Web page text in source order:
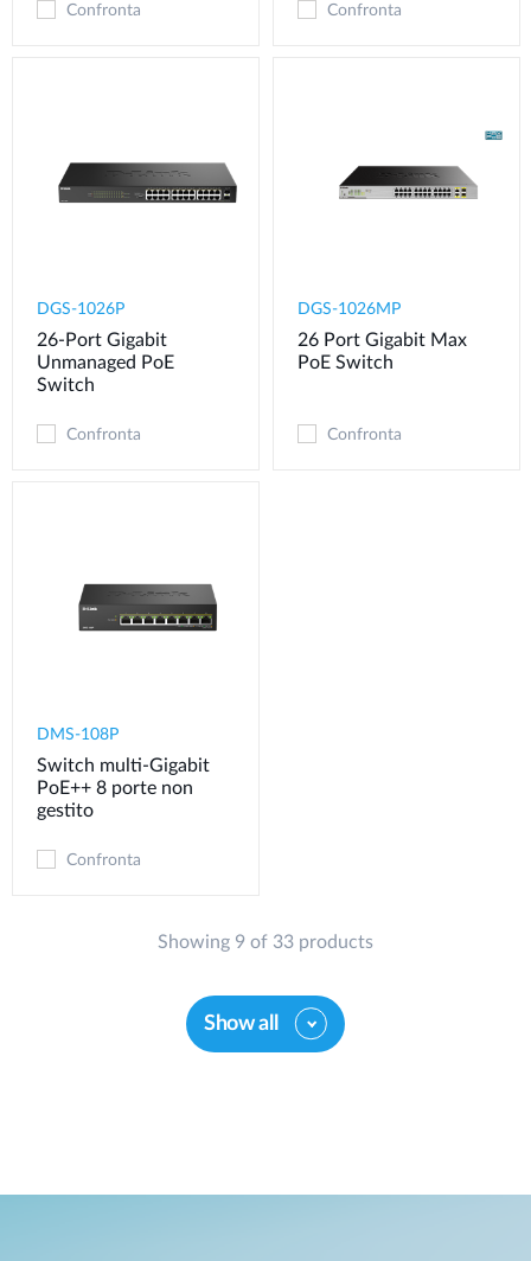
Confronta Confronta
DGS-1026P
26-Port Gigabit
Unmanaged PoE
Switch
Confronta
DGS-1026MP
26 Port Gigabit Max
PoE Switch
Confronta
DMS-108P
Switch multi-Gigabit
PoE++ 8 porte non
gestito
Confronta
Showing 9 of 33 products
Show all